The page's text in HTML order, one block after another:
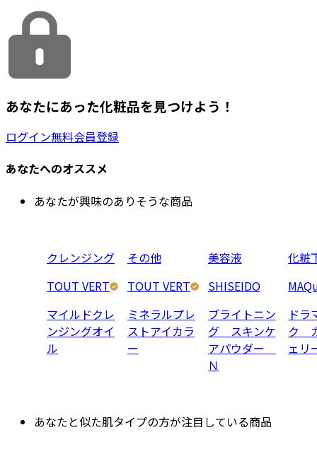
あなたにあった化粧品を見つけよう！
ログイン無料会員登録
あなたへのオススメ
あなたが興味のありそうな商品
クレンジング
TOUT VERT
マイルドクレ
ンジングオイ
ル
その他
TOUT VERT
ミネラルプレ
ストアイカラ
ー
美容液
SHISEIDO
ブライトニン
グ スキンケ
アパウダー
Ｎ
化粧
ドラ
ク
ェ
あなたと似た肌タイプの方が注目している商品